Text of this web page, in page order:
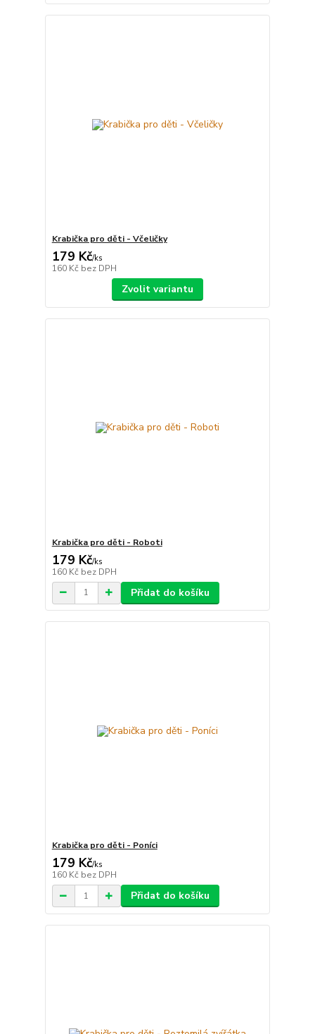
Krabička pro děti - Včeličky
179 Kč/ks
160 Kč bez DPH
Zvolit variantu
Krabička pro děti - Roboti
179 Kč/ks
160 Kč bez DPH
Přidat do košíku
Krabička pro děti - Poníci
179 Kč/ks
160 Kč bez DPH
Přidat do košíku